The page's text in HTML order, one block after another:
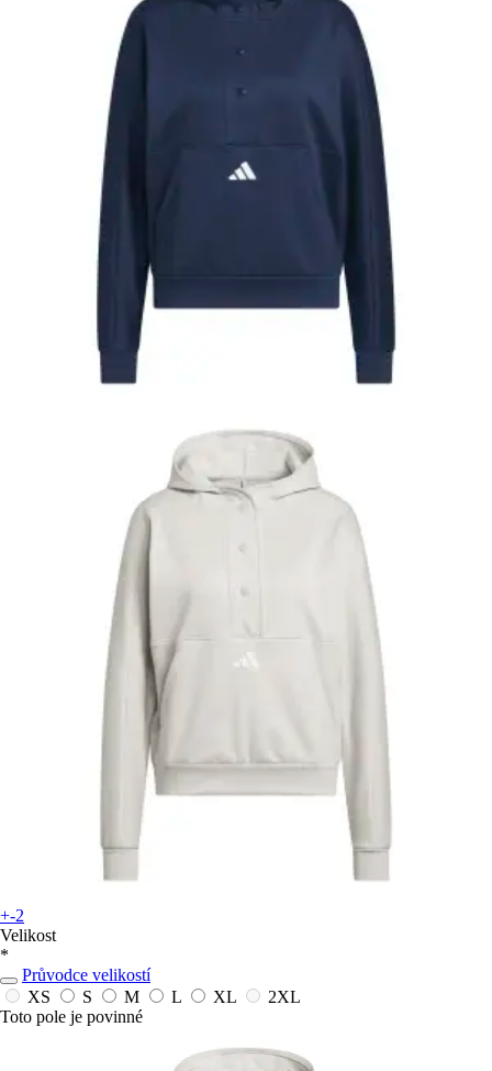
+-2
Velikost
*
Průvodce velikostí
XS
S M L XL
2XL
Toto pole je povinné